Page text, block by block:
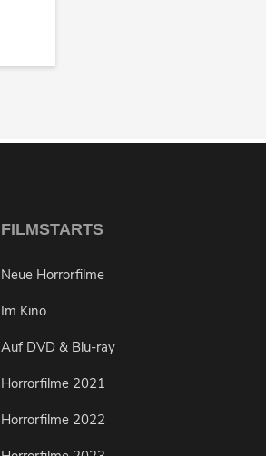
FILMSTARTS
Neue Horrorfilme
Im Kino
Auf DVD & Blu-ray
Horrorfilme 2021
Horrorfilme 2022